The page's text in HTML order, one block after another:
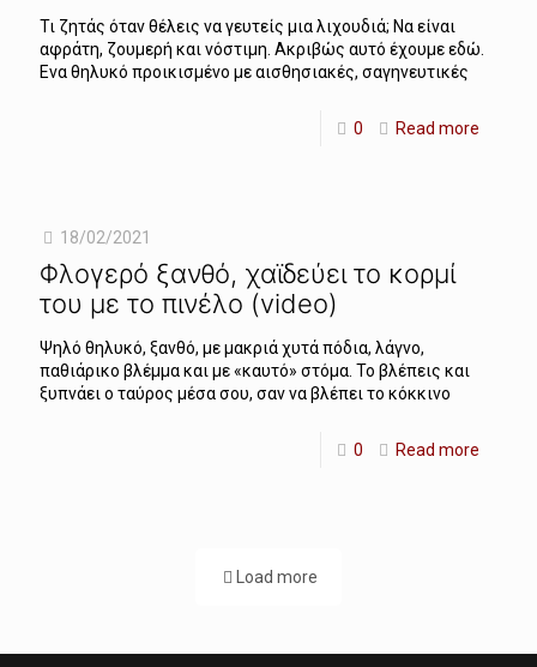
Τι ζητάς όταν θέλεις να γευτείς μια λιχουδιά; Να είναι
αφράτη, ζουμερή και νόστιμη. Ακριβώς αυτό έχουμε εδώ.
Ενα θηλυκό προικισμένο με αισθησιακές, σαγηνευτικές
0 Read more
18/02/2021
Φλογερό ξανθό, χαϊδεύει το κορμί
του με το πινέλο (video)
Ψηλό θηλυκό, ξανθό, με μακριά χυτά πόδια, λάγνο,
παθιάρικο βλέμμα και με «καυτό» στόμα. Το βλέπεις και
ξυπνάει ο ταύρος μέσα σου, σαν να βλέπει το κόκκινο
0 Read more
Load more